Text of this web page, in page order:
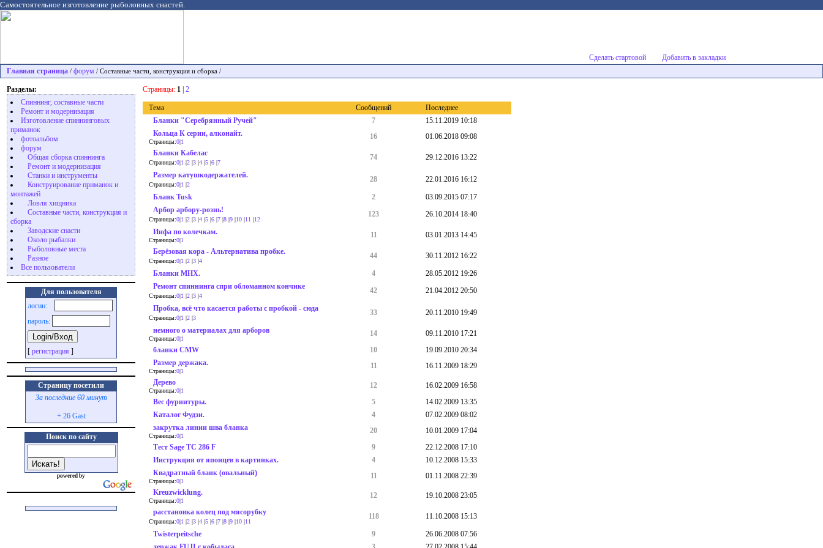
Самостоятельное изготовление рыболовных снастей.
Сделать стартовой
Добавить в закладки
Главная страница / форум / Cоставные части, конструкция и сборка /
Разделы:
Спиннинг, составные части
Ремонт и модернизация
Изготовление спиннинговых
приманок
фотоальбом
форум
Общая сборка спиннинга
Ремонт и модернизация
Станки и инструменты
Конструирование приманок и
монтажей
Ловля хищника
Cоставные части, конструкция и
сборка
Заводские снасти
Около рыбалки
Рыболовные места
Разное
Все пользователи
Для пользователя
логин:
пароль:
[ регистрация ]
Страницу посетили
За последние 60 минут
+ 26 Gast
Поиск по сайту
powered by
Страницы: 1 2
Тема Cообщений
Последнее
Бланки "Серебрянный Ручей"
7
15.11.2019 10:18
Кольца К серии, алконайт.
Страницы:0|1
16
01.06.2018 09:08
Бланки Кабелас
Страницы:0|1 |2 |3 |4 |5 |6 |7
74 29.12.2016 13:22
Размер катушкодержателей.
Страницы:0|1 |2
28 22.01.2016 16:12
Бланк Tusk 2
03.09.2015 07:17
Арбор арбору-рознь!
Страницы:0|1 |2 |3 |4 |5 |6 |7 |8 |9 |10 |11 |12
123 26.10.2014 18:40
Инфа по колечкам.
Страницы:0|1
11
03.01.2013 14:45
Берёзовая кора - Альтернатива пробке.
Страницы:0|1 |2 |3 |4
44 30.11.2012 16:22
Бланки МНХ. 4
28.05.2012 19:26
Ремонт спиннинга спри обломанном кончике
Страницы:0|1 |2 |3 |4
42 21.04.2012 20:50
Пробка, всё что касается работы с пробкой - сюда
Страницы:0|1 |2 |3
33 20.11.2010 19:49
немного о материалах для арборов
Страницы:0|1
14
09.11.2010 17:21
бланки CMW
10
19.09.2010 20:34
Размер держака.
Страницы:0|1
11
16.11.2009 18:29
Дерево
Страницы:0|1
12
16.02.2009 16:58
Вес фурнитуры.
5
14.02.2009 13:35
Каталог Фудзи.
4
07.02.2009 08:02
закрутка линии шва бланка
Страницы:0|1
20
10.01.2009 17:04
Тест Sage TC 286 F
9
22.12.2008 17:10
Инструкция от японцев в картинках.
4
10.12.2008 15:33
Квадратный бланк (овальный)
Страницы:0|1
11
01.11.2008 22:39
Kreuzwicklung.
Страницы:0|1
12
19.10.2008 23:05
расстановка колец под мясорубку
Страницы:0|1 |2 |3 |4 |5 |6 |7 |8 |9 |10 |11
118 11.10.2008 15:13
Twisterpeitsche 9
26.06.2008 07:56